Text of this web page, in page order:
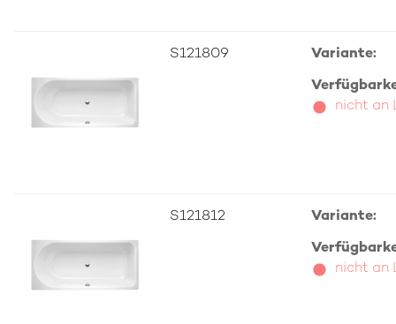
S121809 Variante:
nicht an
S121812 Variante:
nicht an